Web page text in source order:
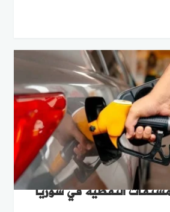
النفطية في سوريا